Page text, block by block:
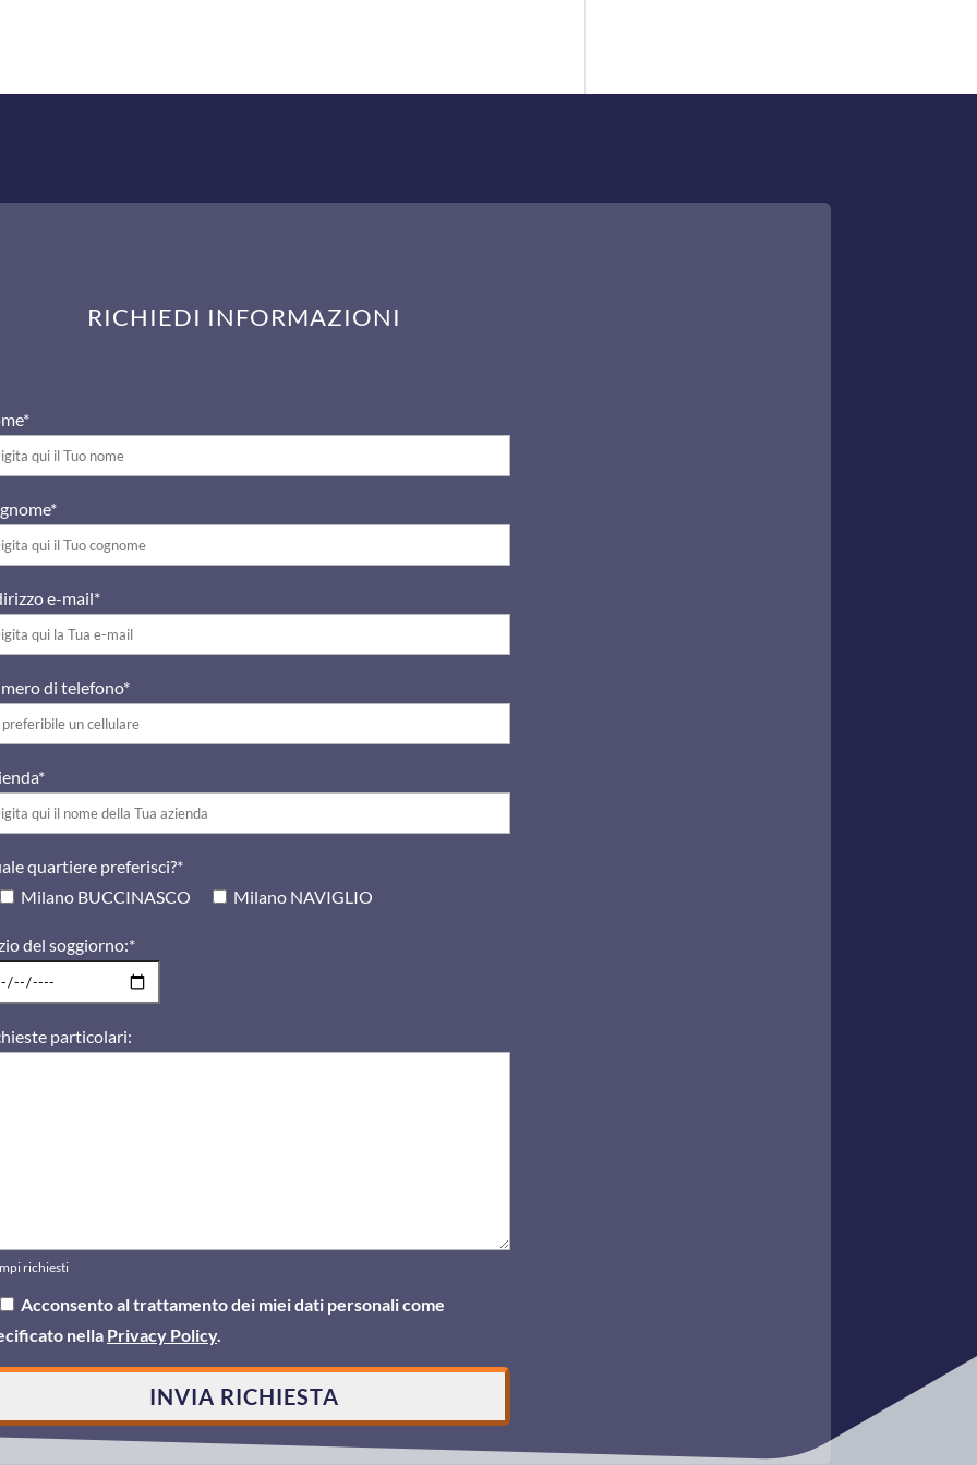
RICHIEDI INFORMAZIONI
e-mail*
di telefono*
quartiere preferisci?*
Milano BUCCINASCO
Milano NAVIGLIO
del soggiorno:*
particolari:
richiesti
Acconsento al trattamento dei miei dati personali come
nella Privacy Policy.